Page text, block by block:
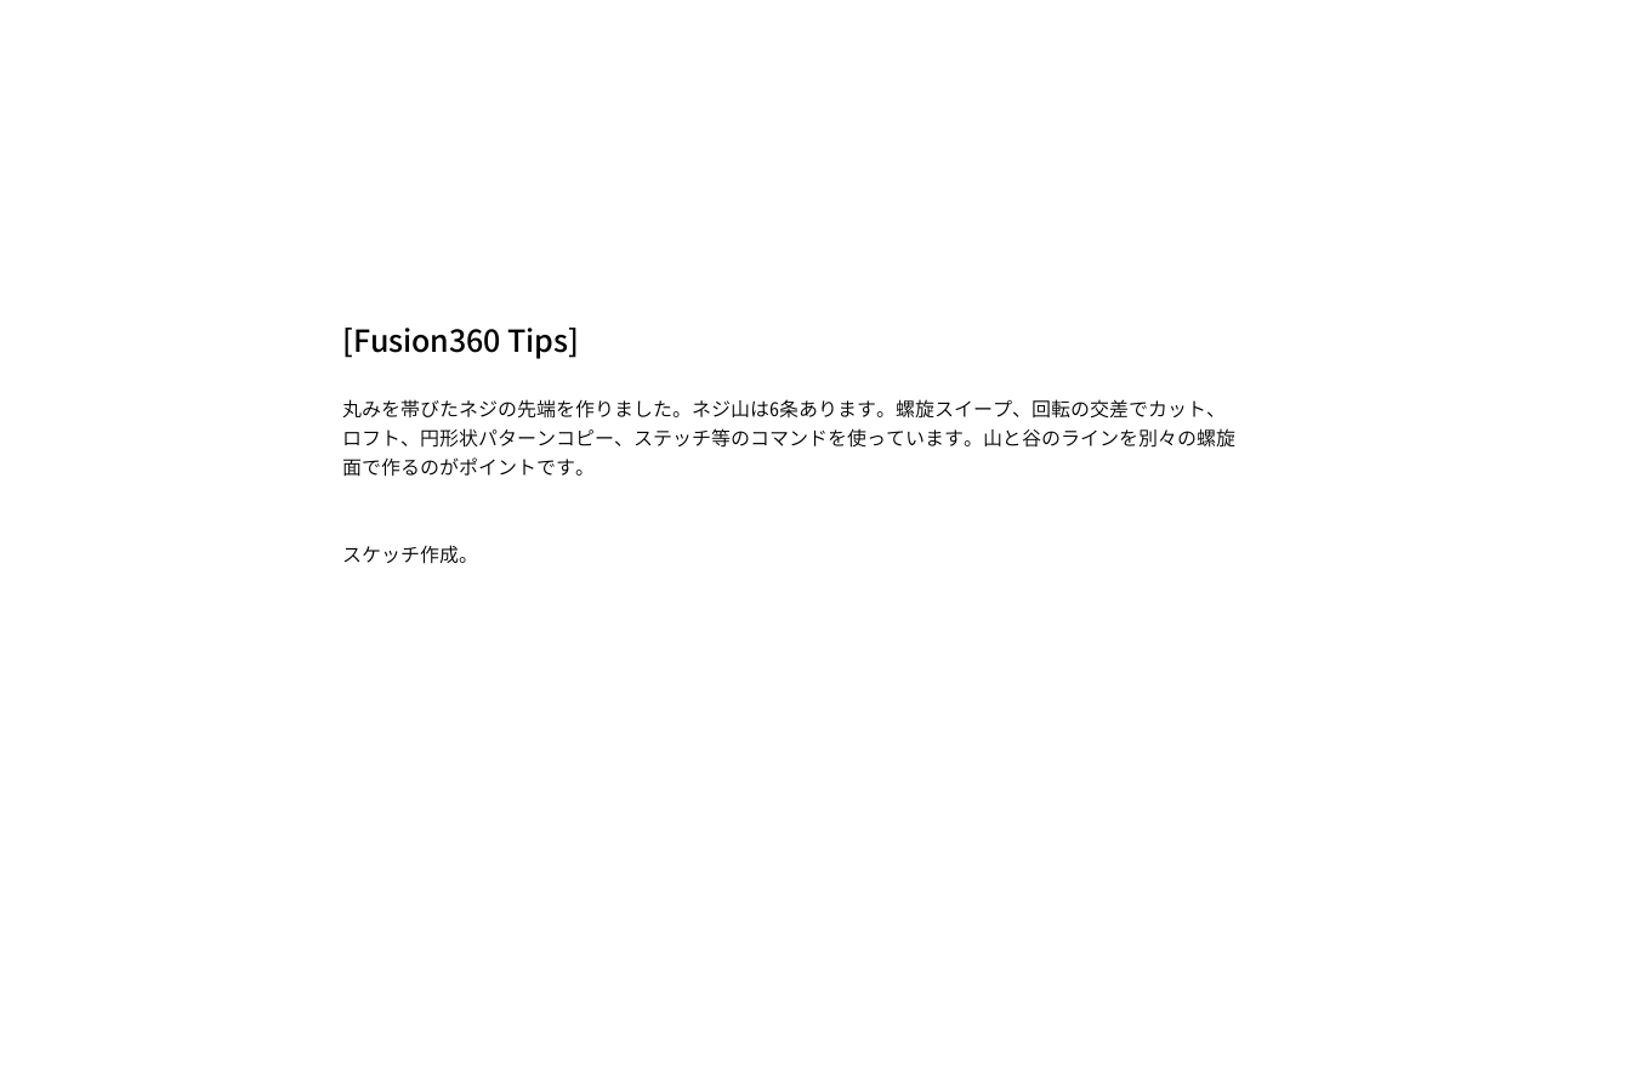
[Fusion360 Tips]
丸みを帯びたネジの先端を作りました。ネジ山は6条あります。螺旋スイープ、回転の交差でカット、
ロフト、円形状パターンコピー、ステッチ等のコマンドを使っています。山と谷のラインを別々の螺旋
面で作るのがポイントです。
スケッチ作成。